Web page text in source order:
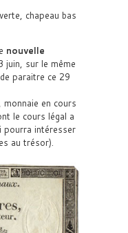
chapeau bas
nouvelle
juin, sur le même
paraitre ce 29
en cours
le cours légal a
pourra intéresser
au trésor).